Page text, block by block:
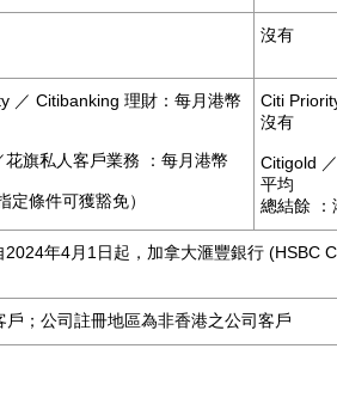
沒有
／ Citibanking 理財：每月港幣
花旗私人客戶業務 ：每月港幣
定條件可獲豁免）
Citi
沒有
Citigold
平均
總結餘
2024年4月1日起，加拿大滙豐銀行 (HSBC
；公司註冊地區為非香港之公司客戶